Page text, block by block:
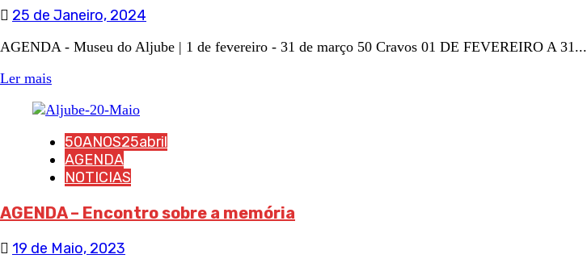
25 de Janeiro, 2024
AGENDA - Museu do Aljube | 1 de fevereiro - 31 de março 50 Cravos 01 DE FEVEREIRO A 31...
Ler mais
50ANOS25abril
AGENDA
NOTICIAS
AGENDA – Encontro sobre a memória
19 de Maio, 2023